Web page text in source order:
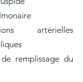
artérielles
remplissage du